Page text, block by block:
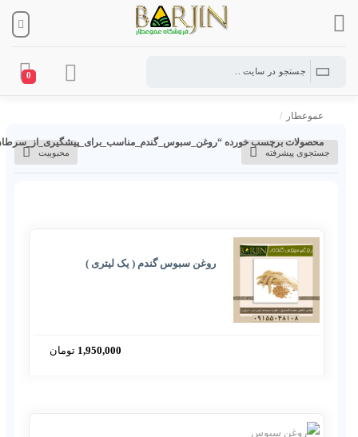
0
جستجوی پیشرفته محبوبیت
عموعطار /
محصولات برچسب خورده
روغن سبوس گندم ( یک لیتری )
1,950,000 تومان